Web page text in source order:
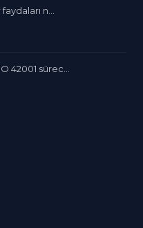
n...
42001 sürec...